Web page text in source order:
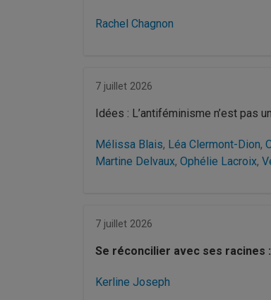
Rachel Chagnon
7 juillet 2026
Idées : L’antiféminisme n’est pas
Mélissa Blais, Léa Clermont-Dion,
Martine Delvaux, Ophélie Lacroix,
7 juillet 2026
Se réconcilier avec ses racines
Kerline Joseph